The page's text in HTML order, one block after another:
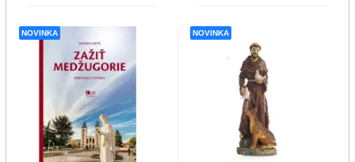
NOVINKA NOVINKA